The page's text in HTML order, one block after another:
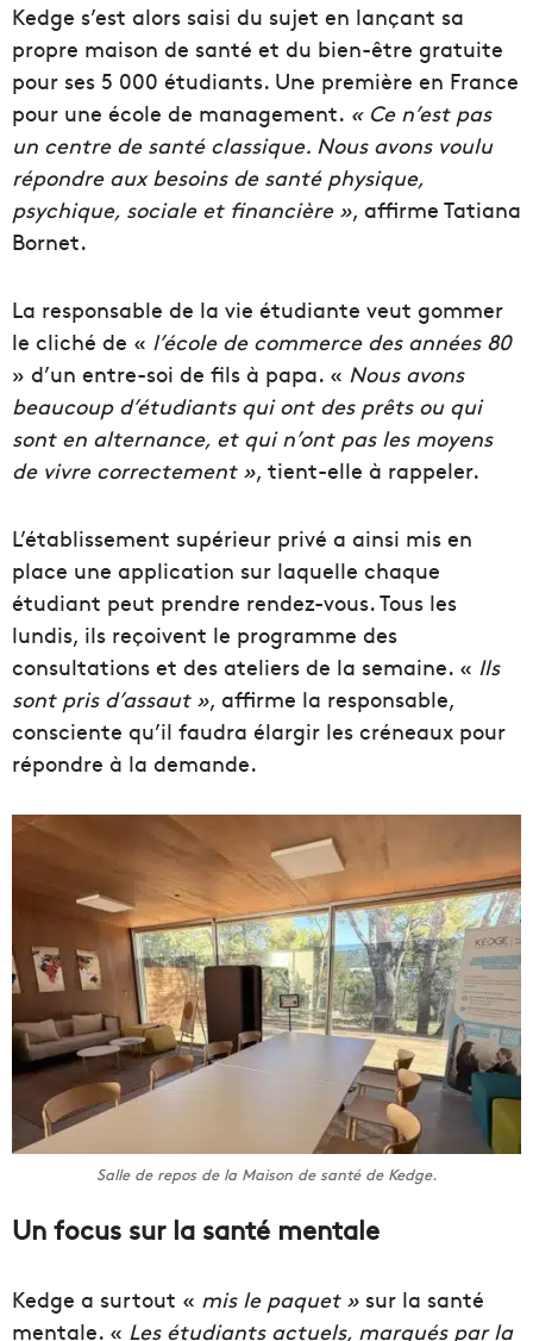
Kedge s’est alors saisi du sujet en lançant sa
propre maison de santé et du bien-être gratuite
pour ses 5 000 étudiants. Une première en France
pour une école de management. « Ce n’est pas
un centre de santé classique. Nous avons voulu
répondre aux besoins de santé physique,
psychique, sociale et financière », affirme Tatiana
Bornet.
La responsable de la vie étudiante veut gommer
le cliché de « l’école de commerce des années 80
» d’un entre-soi de fils à papa. « Nous avons
beaucoup d’étudiants qui ont des prêts ou qui
sont en alternance, et qui n’ont pas les moyens
de vivre correctement », tient-elle à rappeler.
L’établissement supérieur privé a ainsi mis en
place une application sur laquelle chaque
étudiant peut prendre rendez-vous. Tous les
lundis, ils reçoivent le programme des
consultations et des ateliers de la semaine. « Ils
sont pris d’assaut », affirme la responsable,
consciente qu’il faudra élargir les créneaux pour
répondre à la demande.
Salle de repos de la Maison de santé de Kedge.
Un focus sur la santé mentale
Kedge a surtout « mis le paquet » sur la santé
mentale. « Les étudiants actuels, marqués par la